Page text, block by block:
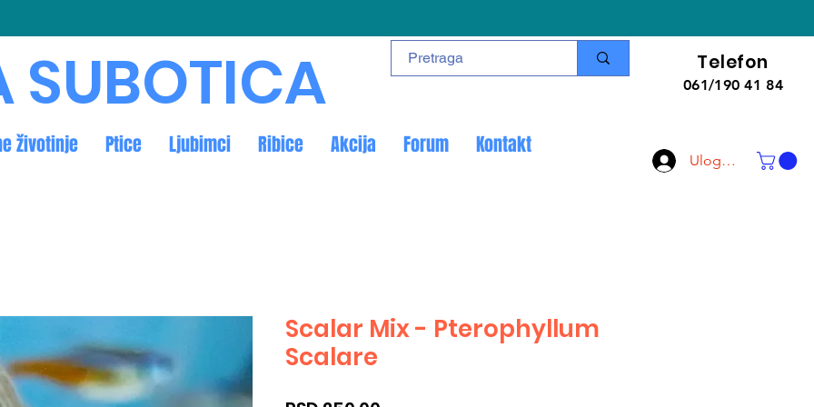
Telefon
061/190 41 84
Uloguj se
životinje Ptice Ljubimci Ribice Akcija Forum Kontakt
SUBOTICA
Scalar Mix - Pterophyllum
Scalare